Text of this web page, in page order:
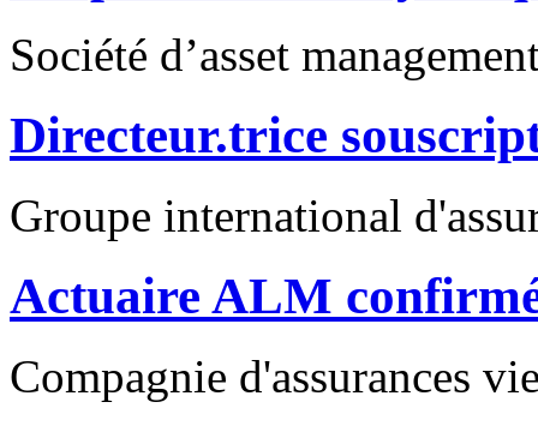
Société d’asset
Directeur.trice
Groupe international
Actuaire ALM
Compagnie d'assurances